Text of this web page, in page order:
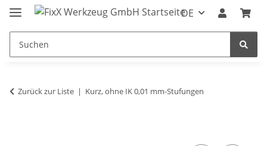
DE
Zurück zur Liste Kurz, ohne IK 0,01 mm-Stufungen